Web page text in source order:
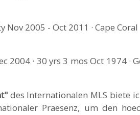
Nov 2005 - Oct 2011 · Cape Coral
2004 · 30 yrs 3 mos Oct 1974 ·
des Internationalen MLS biete
Praesenz, um den